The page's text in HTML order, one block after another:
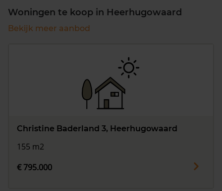
Woningen te koop in Heerhugowaard
Bekijk meer aanbod
Christine Baderland 3, Heerhugowaard
155 m2
€ 795.000